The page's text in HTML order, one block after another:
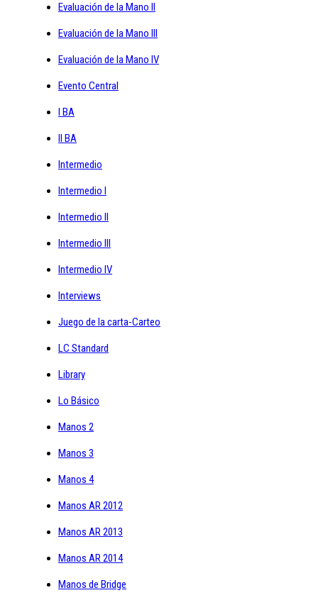
Evaluación de la Mano II
Evaluación de la Mano III
Evaluación de la Mano IV
Evento Central
I BA
II BA
Intermedio
Intermedio I
Intermedio II
Intermedio III
Intermedio IV
Interviews
Juego de la carta-Carteo
LC Standard
Library
Lo Básico
Manos 2
Manos 3
Manos 4
Manos AR 2012
Manos AR 2013
Manos AR 2014
Manos de Bridge